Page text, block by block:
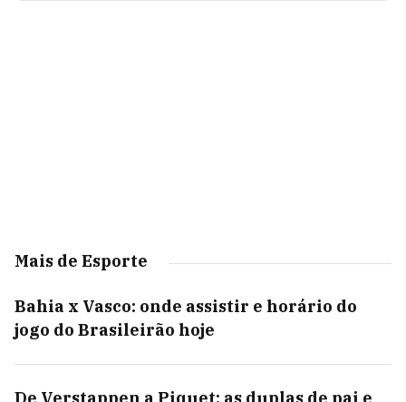
Mais de Esporte
Bahia x Vasco: onde assistir e horário do
jogo do Brasileirão hoje